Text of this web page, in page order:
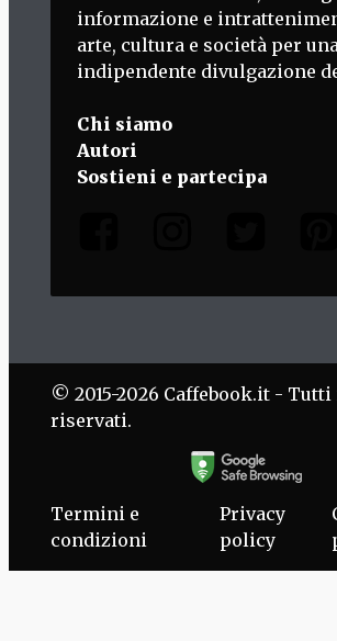
informazione e
arte, cultura e società per
indipendente divulgazione
Chi siamo
Autori
Sostieni e partecipa
© 2015-2026 Caffebook.it -
riservati.
Termini e
condizioni
Privacy
policy